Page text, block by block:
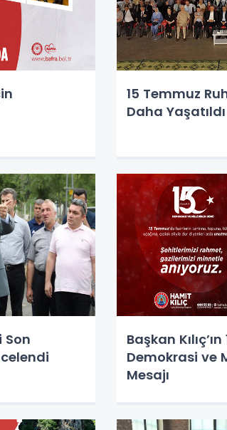
15 Temmuz
Daha Yaşatıldı
Son
Başkan
Demokrasi ve
Mesajı